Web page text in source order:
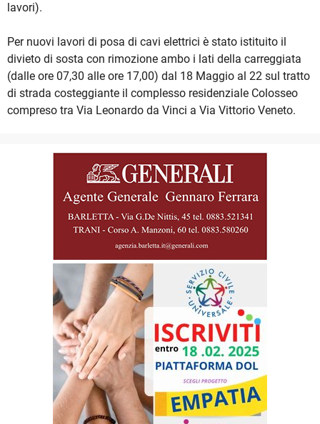
lavori).
Per nuovi lavori di posa di cavi elettrici è stato istituito il
divieto di sosta con rimozione ambo i lati della carreggiata
(dalle ore 07,30 alle ore 17,00) dal 18 Maggio al 22 sul tratto
di strada costeggiante il complesso residenziale Colosseo
compreso tra Via Leonardo da Vinci a Via Vittorio Veneto.